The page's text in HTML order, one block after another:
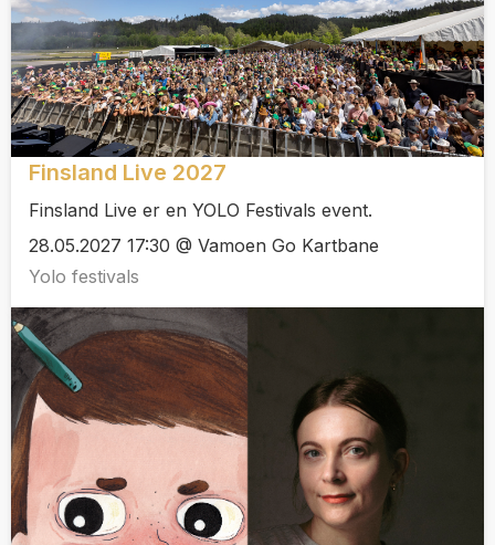
Finsland Live 2027
Finsland Live er en YOLO Festivals event.
28.05.2027 17:30 @ Vamoen Go Kartbane
Yolo festivals